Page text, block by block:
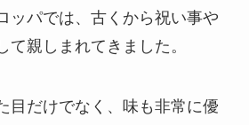
ッパでは、古くから祝い事や
て親しまれてきました。
目だけでなく、味も非常に優